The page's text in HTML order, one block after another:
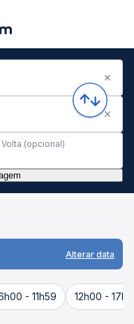
Volta (opcional)
Alterar data
- 11h59 12h00 -